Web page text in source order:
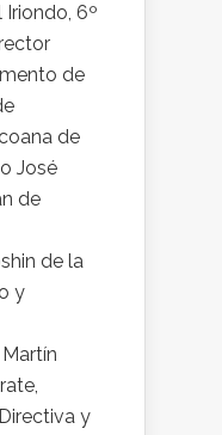
Iriondo, 6º
de
de
José
de
de la
y
y